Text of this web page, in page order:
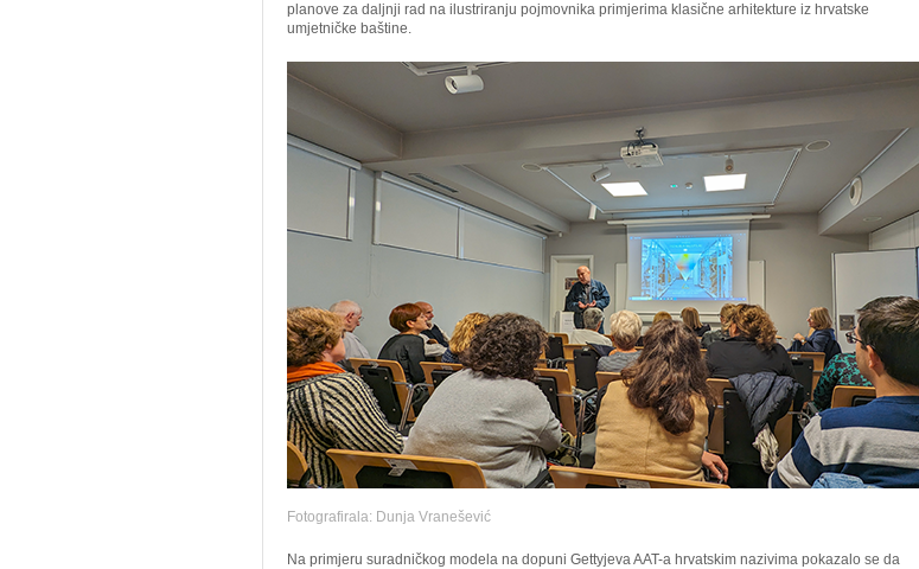
planove za daljnji rad na ilustriranju pojmovnika primjerima klasične arhitekture iz hrvatske
umjetničke baštine.
Fotografirala: Dunja Vranešević
Na primjeru suradničkog modela na dopuni Gettyjeva AAT-a hrvatskim nazivima pokazalo se da